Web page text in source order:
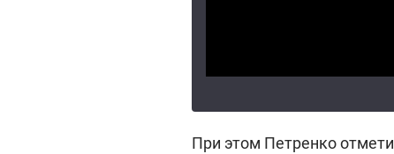
При этом Петренко